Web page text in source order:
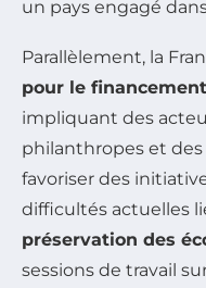
un pays engagé
Parallèlement, la
pour le
impliquant des
philanthropes et des
favoriser des
difficultés actuelles
préservation des
sessions de travail